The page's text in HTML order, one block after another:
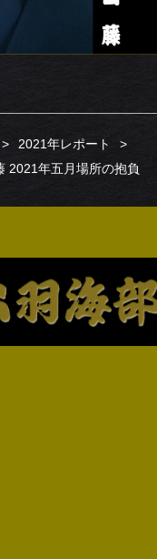
2021年レポート
2021年五月場所の抱負